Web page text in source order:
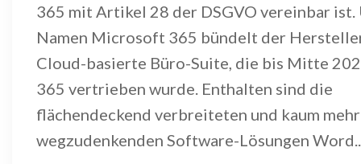
365 mit Artikel 28 der DSGVO vereinbar ist.
Namen Microsoft 365 bündelt der
Cloud-basierte Büro-Suite, die bis Mitte
365 vertrieben wurde. Enthalten sind die
flächendeckend verbreiteten und kaum mehr
wegzudenkenden Software-Lösungen